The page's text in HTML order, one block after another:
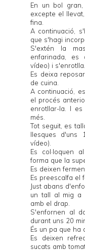
En un bol
excepte el
fina.
A continuació,
que s'hagi
S'extén la
enfarinada, es
vídeo) i s'enrotlla.
Es deixa
de cuina.
A continuació,
el procés
enrotllar-la. I
més.
Tot seguit, es
llesques d'uns
vídeo).
Es col·loquen
forma que la
Es deixen
Es preescalfa el
Just abans
un tall al mig a
amb el drap.
S'enfornen al
durant uns 20
És un pa que ha
Es deixen
sucats amb